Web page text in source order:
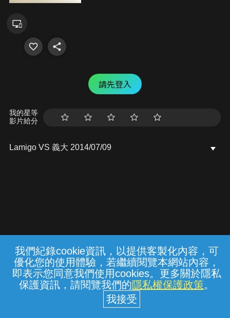
我們紀錄cookie資訊，以提供客製化內容，可
優化您的使用體驗，若繼續閱覽本網站內容，
即表示您同意我們使用cookies。更多關於隱私
保護資訊，請閱覽我們的隱私權保護政策。
請先登入
我的星等
影片給分
Lamigo VS 義大 2014/07/09
常見問題 線上客服 服務條款 隱私權保護
中華電信股份有限公司個人家庭分公司
(統一編號：96979949) © 2026
{{notifyMsg}}